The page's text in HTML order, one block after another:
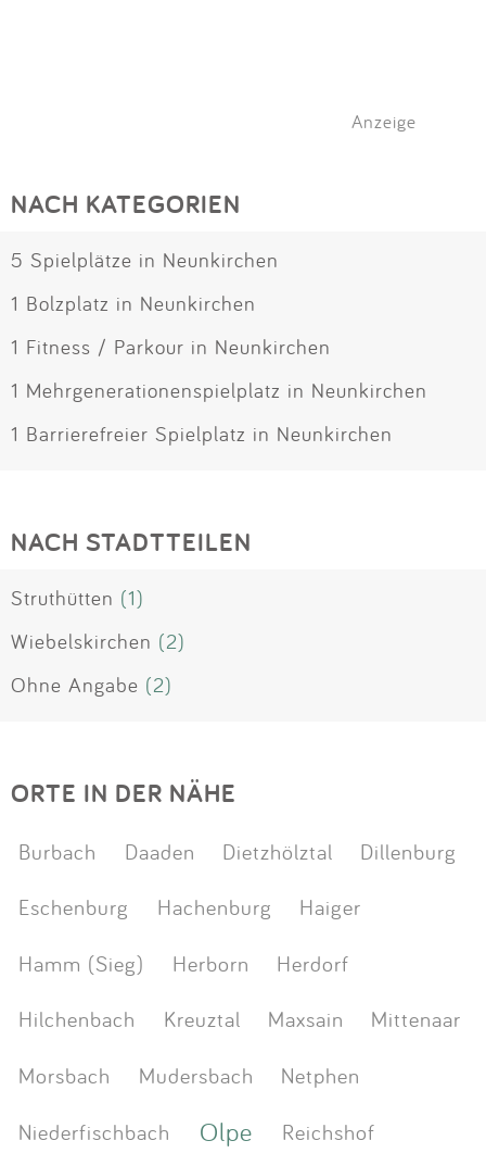
Anzeige
NACH KATEGORIEN
5 Spielplätze in Neunkirchen
1 Bolzplatz in Neunkirchen
1 Fitness / Parkour in Neunkirchen
1 Mehrgenerationenspielplatz in Neunkirchen
1 Barrierefreier Spielplatz in Neunkirchen
NACH STADTTEILEN
Struthütten (1)
Wiebelskirchen (2)
Ohne Angabe (2)
ORTE IN DER NÄHE
Burbach Daaden Dietzhölztal
Dillenburg
Eschenburg
Hachenburg
Haiger
Hamm (Sieg)
Herborn
Herdorf
Hilchenbach
Kreuztal Maxsain
Mittenaar
Morsbach
Mudersbach
Netphen
Niederfischbach
Olpe Reichshof